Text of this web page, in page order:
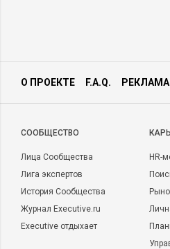
О ПРОЕКТЕ F.A.Q. РЕКЛАМА
CООБЩЕСТВО
Лица Сообщества
Лига экспертов
История Сообщества
Журнал Executive.ru
Executive отдыхает
HR-